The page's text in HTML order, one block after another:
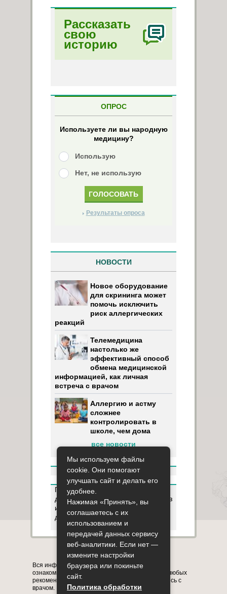
Рассказать
свою
историю
ОПРОС
Используете ли вы народную
медицину?
Использую
Нет, не использую
Результаты опроса
НОВОСТИ
Новое оборудование
для скрининга может
помочь исключить
риск аллергических
реакций
Телемедицина
настолько же
эффективный способ
обмена медицинской
информацией, как личная
встреча с врачом
Аллергию и астму
сложнее
контролировать в
школе, чем дома
все новости
Пользуясь данным ресурсом вы
даёте разрешение на сбор, анализ
и хранение своих персональных
данных согласно Правилам
Карта сайта О сайте Контакты
Вся информация на сайте представлена в
ознакомительных целях. Перед применением любых
рекомендаций обязательно проконсультируйтесь с
врачом.
Мы используем файлы
cookie. Они помогают
улучшать сайт и делать его
удобнее.
Нажимая «Принять», вы
соглашаетесь с их
использованием и
передачей данных сервису
веб-аналитики. Если нет —
измените настройки
браузера или покиньте
сайт.
Политика обработки